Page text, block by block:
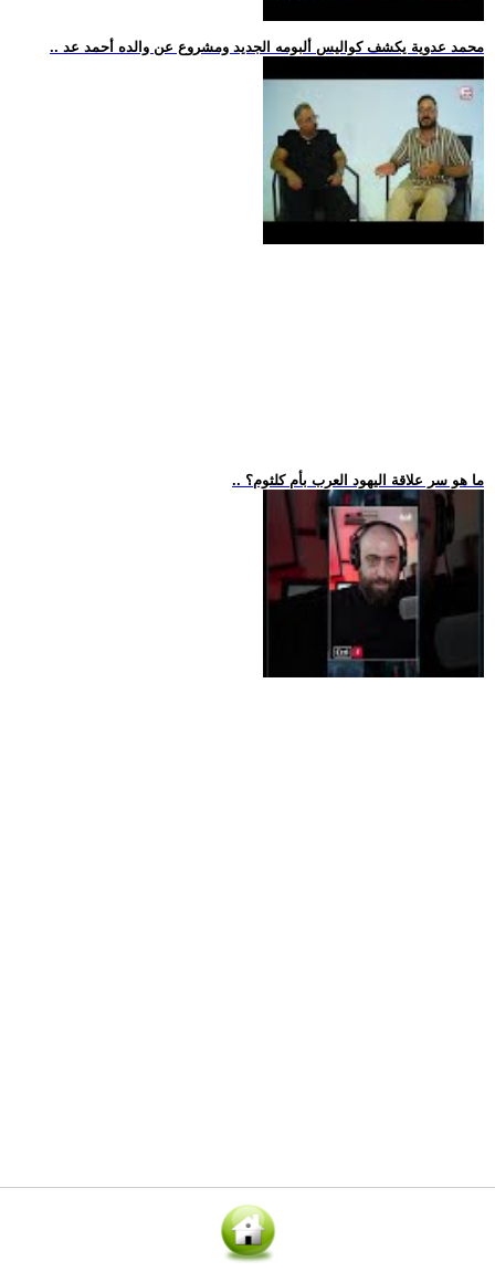
.. محمد عدوية يكشف كواليس ألبومه الجديد ومشروع عن والده أحمد عد
.. ما هو سر علاقة اليهود العرب بأم كلثوم؟